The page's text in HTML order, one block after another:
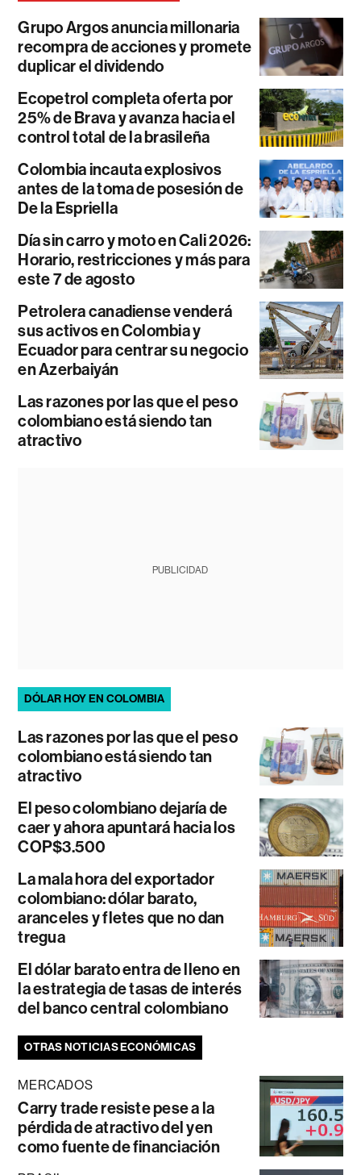
Grupo Argos anuncia millonaria
recompra de acciones y promete
duplicar el dividendo
Ecopetrol completa oferta por
25% de Brava y avanza hacia el
control total de la brasileña
Colombia incauta explosivos
antes de la toma de posesión de
De la Espriella
Día sin carro y moto en Cali 2026:
Horario, restricciones y más para
este 7 de agosto
Petrolera canadiense venderá
sus activos en Colombia y
Ecuador para centrar su negocio
en Azerbaiyán
Las razones por las que el peso
colombiano está siendo tan
atractivo
PUBLICIDAD
DÓLAR HOY EN COLOMBIA
Las razones por las que el peso
colombiano está siendo tan
atractivo
El peso colombiano dejaría de
caer y ahora apuntará hacia los
COP$3.500
La mala hora del exportador
colombiano: dólar barato,
aranceles y fletes que no dan
tregua
El dólar barato entra de lleno en
la estrategia de tasas de interés
del banco central colombiano
OTRAS NOTICIAS ECONÓMICAS
MERCADOS
Carry trade resiste pese a la
pérdida de atractivo del yen
como fuente de financiación